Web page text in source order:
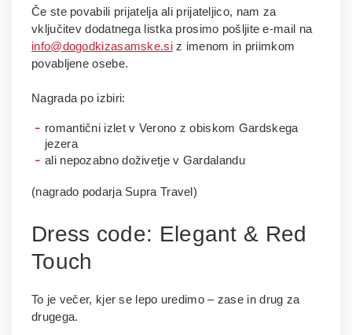
Če ste povabili prijatelja ali prijateljico, nam za
vključitev dodatnega listka prosimo pošljite e-mail na
info@dogodkizasamske.siz imenom in priimkom
povabljene osebe.
Nagrada po izbiri:
romantični izlet v Verono z obiskom Gardskega
jezera
ali nepozabno doživetje v Gardalandu
(nagrado podarja Supra Travel)
Dress code: Elegant & Red
Touch
To je večer, kjer se lepo uredimo – zase in drug za
drugega.